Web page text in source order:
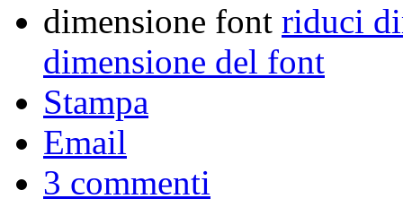
dimensione font riduci
dimensione del font
Stampa
Email
3 commenti